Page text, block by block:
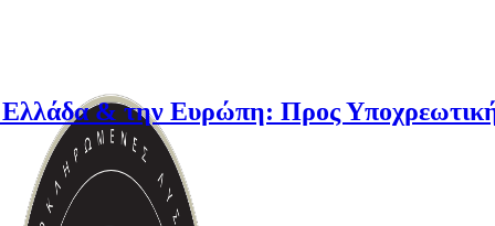
την Ευρώπη: Προς Υποχρεωτική